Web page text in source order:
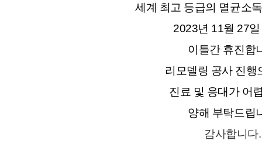
세계 최고 등급의 멸균소
2023년 11월 27
이틀간 휴진합
리모델링 공사 진행
진료 및 응대가 어
양해 부탁드립
감사합니